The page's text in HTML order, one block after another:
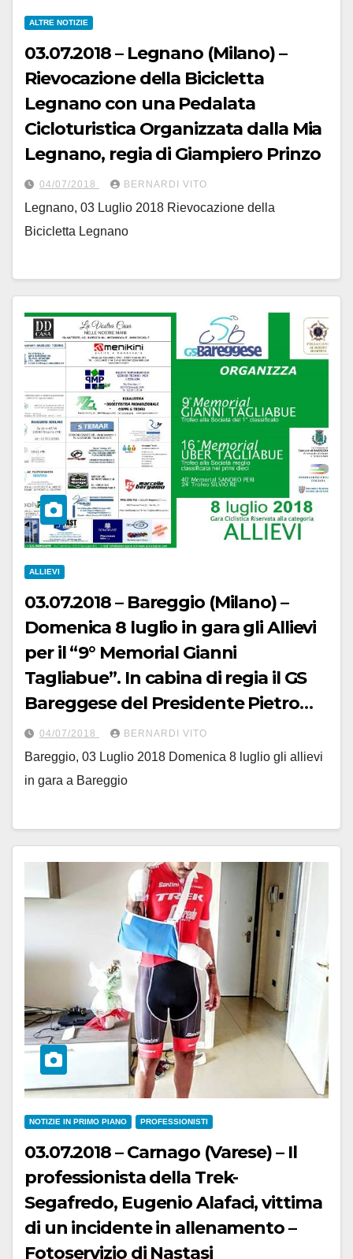
ALTRE NOTIZIE
03.07.2018 – Legnano (Milano) –
Rievocazione della Bicicletta
Legnano con una Pedalata
Cicloturistica Organizzata dalla Mia
Legnano, regia di Giampiero Prinzo
04/07/2018 BERNARDI VITO
Legnano, 03 Luglio 2018 Rievocazione della
Bicicletta Legnano
ALLIEVI
03.07.2018 – Bareggio (Milano) –
Domenica 8 luglio in gara gli Allievi
per il “9° Memorial Gianni
Tagliabue”. In cabina di regia il GS
Bareggese del Presidente Pietro
Pastorino
04/07/2018 BERNARDI VITO
Bareggio, 03 Luglio 2018 Domenica 8 luglio gli allievi
in gara a Bareggio
NOTIZIE IN PRIMO PIANO PROFESSIONISTI
03.07.2018 – Carnago (Varese) – Il
professionista della Trek-
Segafredo, Eugenio Alafaci, vittima
di un incidente in allenamento –
Fotoservizio di Nastasi